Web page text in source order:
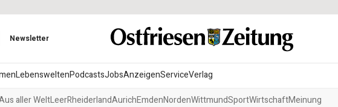
Newsletter
LebensweltenPodcastsJobsAnzeigenServiceVerlag
aller WeltLeerRheiderlandAurichEmdenNordenWittmundSportWirtschaftMeinung